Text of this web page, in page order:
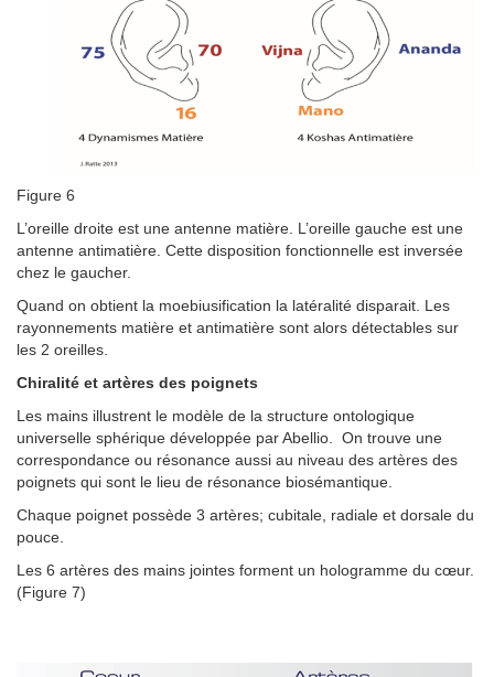
Figure 6
L’oreille droite est une antenne matière. L’oreille gauche est une
antenne antimatière. Cette disposition fonctionnelle est inversée
chez le gaucher.
Quand on obtient la moebiusification la latéralité disparait. Les
rayonnements matière et antimatière sont alors détectables sur
les 2 oreilles.
Chiralité et artères des poignets
Les mains illustrent le modèle de la structure ontologique
universelle sphérique développée par Abellio. On trouve une
correspondance ou résonance aussi au niveau des artères des
poignets qui sont le lieu de résonance biosémantique.
Chaque poignet possède 3 artères; cubitale, radiale et dorsale du
pouce.
Les 6 artères des mains jointes forment un hologramme du cœur.
(Figure 7)